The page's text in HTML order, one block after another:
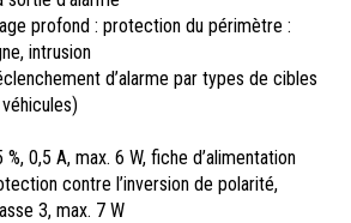
profond : protection du périmètre :
intrusion
d’alarme par types de cibles
0,5 A, max. 6 W, fiche d’alimentation
contre l’inversion de polarité,
3, max. 7 W